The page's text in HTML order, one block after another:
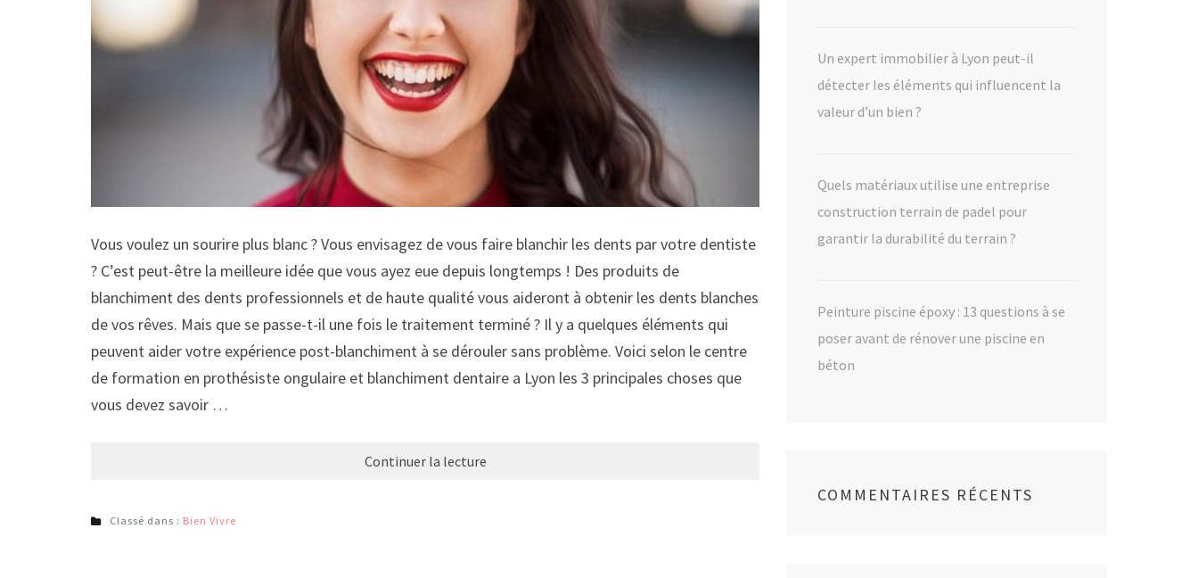
Vous voulez un sourire plus blanc ? Vous envisagez de vous faire blanchir les dents par votre dentiste
? C’est peut-être la meilleure idée que vous ayez eue depuis longtemps ! Des produits de
blanchiment des dents professionnels et de haute qualité vous aideront à obtenir les dents blanches
de vos rêves. Mais que se passe-t-il une fois le traitement terminé ? Il y a quelques éléments qui
peuvent aider votre expérience post-blanchiment à se dérouler sans problème. Voici selon le centre
de formation en prothésiste ongulaire et blanchiment dentaire a Lyon les 3 principales choses que
vous devez savoir …
Continuer la lecture
Classé dans : Bien Vivre
Un expert immobilier à Lyon peut-il
détecter les éléments qui influencent la
valeur d’un bien ?
Quels matériaux utilise une entreprise
construction terrain de padel pour
garantir la durabilité du terrain ?
Peinture piscine époxy : 13 questions à se
poser avant de rénover une piscine en
béton
COMMENTAIRES RÉCENTS